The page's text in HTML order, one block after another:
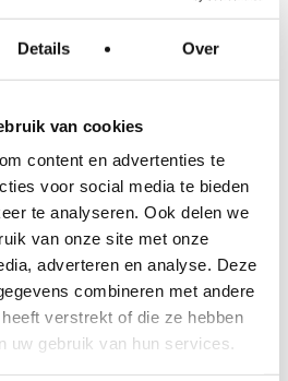
Details Over
van cookies
content en advertenties te
voor social media te bieden
te analyseren. Ook delen we
van onze site met onze
adverteren en analyse. Deze
combineren met andere
verstrekt of die ze hebben
uw gebruik van hun services.
gebruiken dat dit het maximale
strategische doelen) zonder
(DISC) om de benadering
op de gedragsstijl,
punten van het klant
neiging om veel informatie te
te vragen of al die informatie de
tijdslijnen te halen. Door bewust
van de